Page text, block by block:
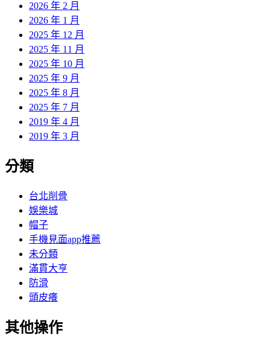
2026 年 2 月
2026 年 1 月
2025 年 12 月
2025 年 11 月
2025 年 10 月
2025 年 9 月
2025 年 8 月
2025 年 7 月
2019 年 4 月
2019 年 3 月
分類
台北削骨
娛樂城
帽子
手機見面app推薦
未分類
滿貫大亨
防滑
頭皮癢
其他操作